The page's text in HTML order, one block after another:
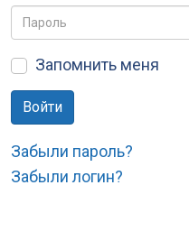
Запомнить меня
Войти
Забыли пароль?
Забыли логин?